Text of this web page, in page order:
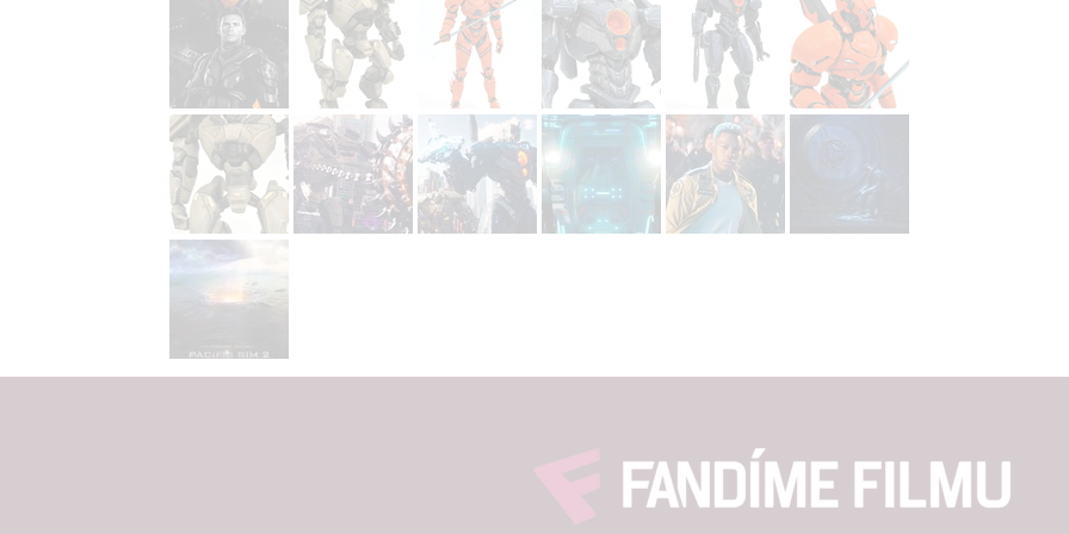
Udělením souhlasu s účely a funkcemi zde uvedenými dáváte nám i našim
možnost: Zajištění bezpečnosti, předcházení a zjišťování podvodů a
Poskytování a zobrazování reklamy a obsahu